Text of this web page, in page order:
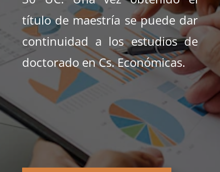
título de maestría se puede dar
continuidad a los estudios de
doctorado en Cs. Económicas.